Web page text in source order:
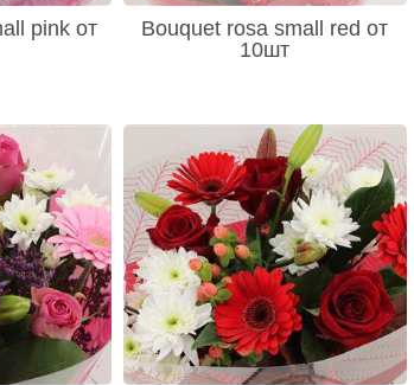
pink от
Bouquet rosa small red от
10шт